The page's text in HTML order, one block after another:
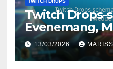
TWITCH DROPS
Twitch Drops-
Evenemang,
13/03/2026